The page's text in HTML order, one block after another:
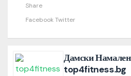
Share
FacebookTwitter
Дамски
top4fitness.bg